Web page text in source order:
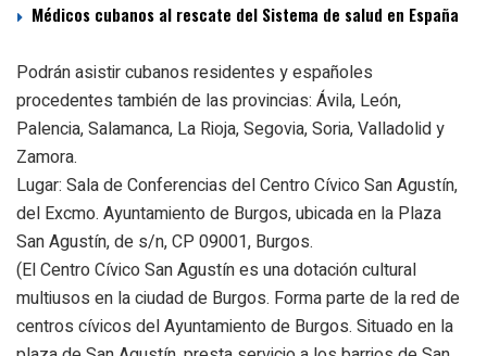
Médicos cubanos al rescate del Sistema de salud en España
Podrán asistir cubanos residentes y españoles
procedentes también de las provincias: Ávila, León,
Palencia, Salamanca, La Rioja, Segovia, Soria, Valladolid y
Zamora.
Lugar: Sala de Conferencias del Centro Cívico San Agustín,
del Excmo. Ayuntamiento de Burgos, ubicada en la Plaza
San Agustín, de s/n, CP 09001, Burgos.
(El Centro Cívico San Agustín es una dotación cultural
multiusos en la ciudad de Burgos. Forma parte de la red de
centros cívicos del Ayuntamiento de Burgos. Situado en la